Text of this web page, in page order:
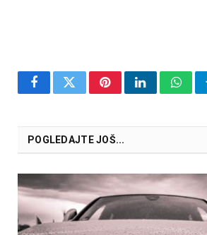
FacebookTwitterPinterestLinkedIn
POGLEDAJTE JOŠ...